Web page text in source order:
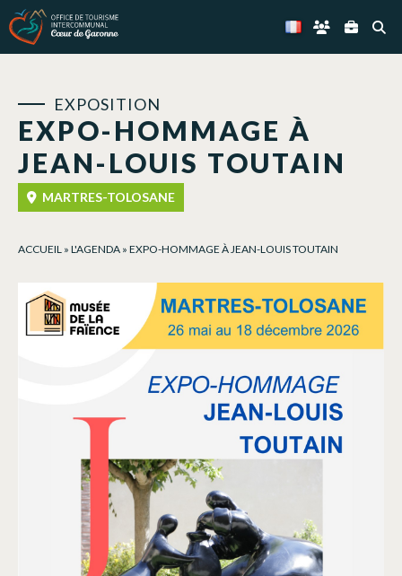
EXPO-HOMMAGE À
JEAN-LOUIS TOUTAIN
EXPOSITION
MARTRES-TOLOSANE
ACCUEIL » L'AGENDA » EXPO-HOMMAGE À JEAN-LOUIS TOUTAIN
Panneau de gestion des cookies